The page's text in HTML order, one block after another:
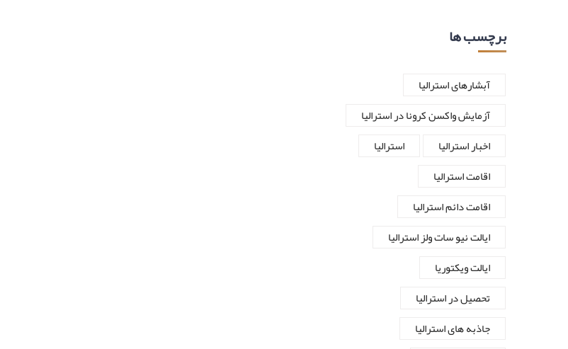
برچسب ها
آبشارهای استرالیا
آزمایش واکسن کرونا در استرالیا
اخبار استرالیا
استرالیا
اقامت استرالیا
اقامت دائم استرالیا
ایالت نیو سات ولز استرالیا
ایالت ویکتوریا
تحصیل در استرالیا
جاذبه های استرالیا